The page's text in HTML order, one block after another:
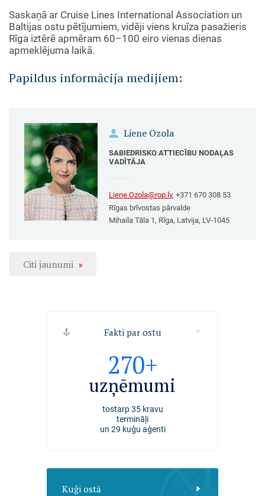
Saskaņā ar Cruise Lines International Association un
Baltijas ostu pētījumiem, vidēji viens kruīza pasažieris
Rīga iztērē apmēram 60–100 eiro vienas dienas
apmeklējuma laikā.
Papildus informācija medijiem:
Liene Ozola
SABIEDRISKO ATTIECĪBU NODAĻAS
VADĪTĀJA
Liene.Ozola@rop.lv, +371 670 308 53
Rīgas brīvostas pārvalde
Mihaila Tāla 1, Rīga, Latvija, LV-1045
Citi jaunumi
Fakti par ostu
270+
uzņēmumi
tostarp 35 kravu
termināļi
un 29 kuģu aģenti
Kuģi ostā